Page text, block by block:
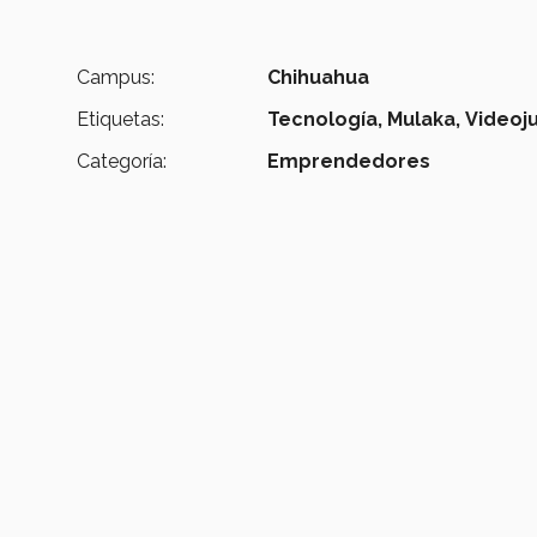
Campus:
Chihuahua
Etiquetas:
Tecnología, Mulaka,
Categoría:
Emprendedores